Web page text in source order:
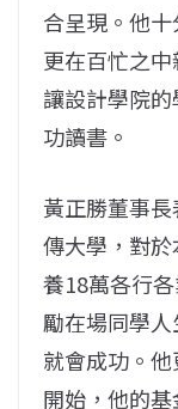
合呈現。他
更在百忙之
讓設計學院
功讀書。
黃正勝董事
傳大學，對
養18萬各行
勵在場同學
就會成功。
開始，他的